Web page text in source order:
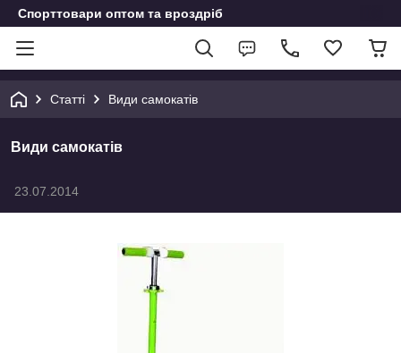
Спорттовари оптом та вроздріб
Статті Види самокатів
Види самокатів
23.07.2014